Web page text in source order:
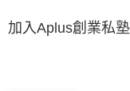
加入Aplus創業私